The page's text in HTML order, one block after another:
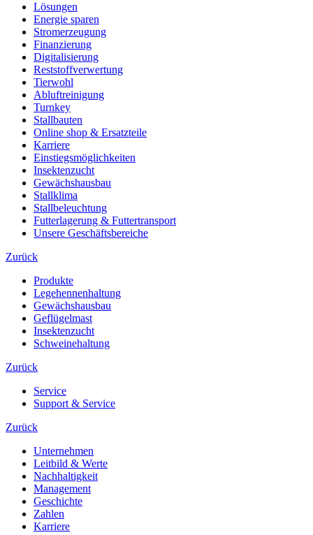
Lösungen
Energie sparen
Stromerzeugung
Finanzierung
Digitalisierung
Reststoffverwertung
Tierwohl
Abluftreinigung
Turnkey
Stallbauten
Online shop & Ersatzteile
Karriere
Einstiegsmöglichkeiten
Insektenzucht
Gewächshausbau
Stallklima
Stallbeleuchtung
Futterlagerung & Futtertransport
Unsere Geschäftsbereiche
Zurück
Produkte
Legehennenhaltung
Gewächshausbau
Geflügelmast
Insektenzucht
Schweinehaltung
Zurück
Service
Support & Service
Zurück
Unternehmen
Leitbild & Werte
Nachhaltigkeit
Management
Geschichte
Zahlen
Karriere